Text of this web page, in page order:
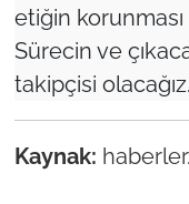
etiğin korunması
Sürecin ve
takipçisi olacağız.
Kaynak: